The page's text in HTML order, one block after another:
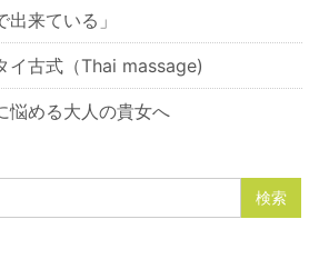
出来ている」
古式（Thai massage)
悩める大人の貴女へ